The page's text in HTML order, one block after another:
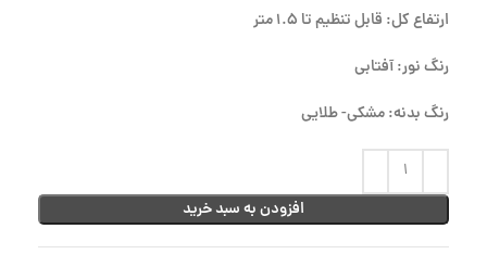
ارتفاع کل: قابل تنظیم تا 1.5 متر
رنگ نور: آفتابی
رنگ بدنه: مشکی- طلایی
افزودن به سبد خرید